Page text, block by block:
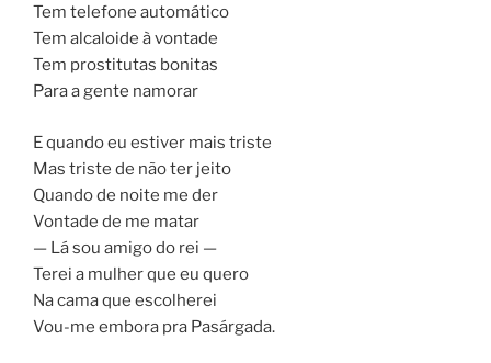
Tem telefone automático
Tem alcaloide à vontade
Tem prostitutas bonitas
Para a gente namorar
E quando eu estiver mais triste
Mas triste de não ter jeito
Quando de noite me der
Vontade de me matar
— Lá sou amigo do rei —
Terei a mulher que eu quero
Na cama que escolherei
Vou-me embora pra Pasárgada.